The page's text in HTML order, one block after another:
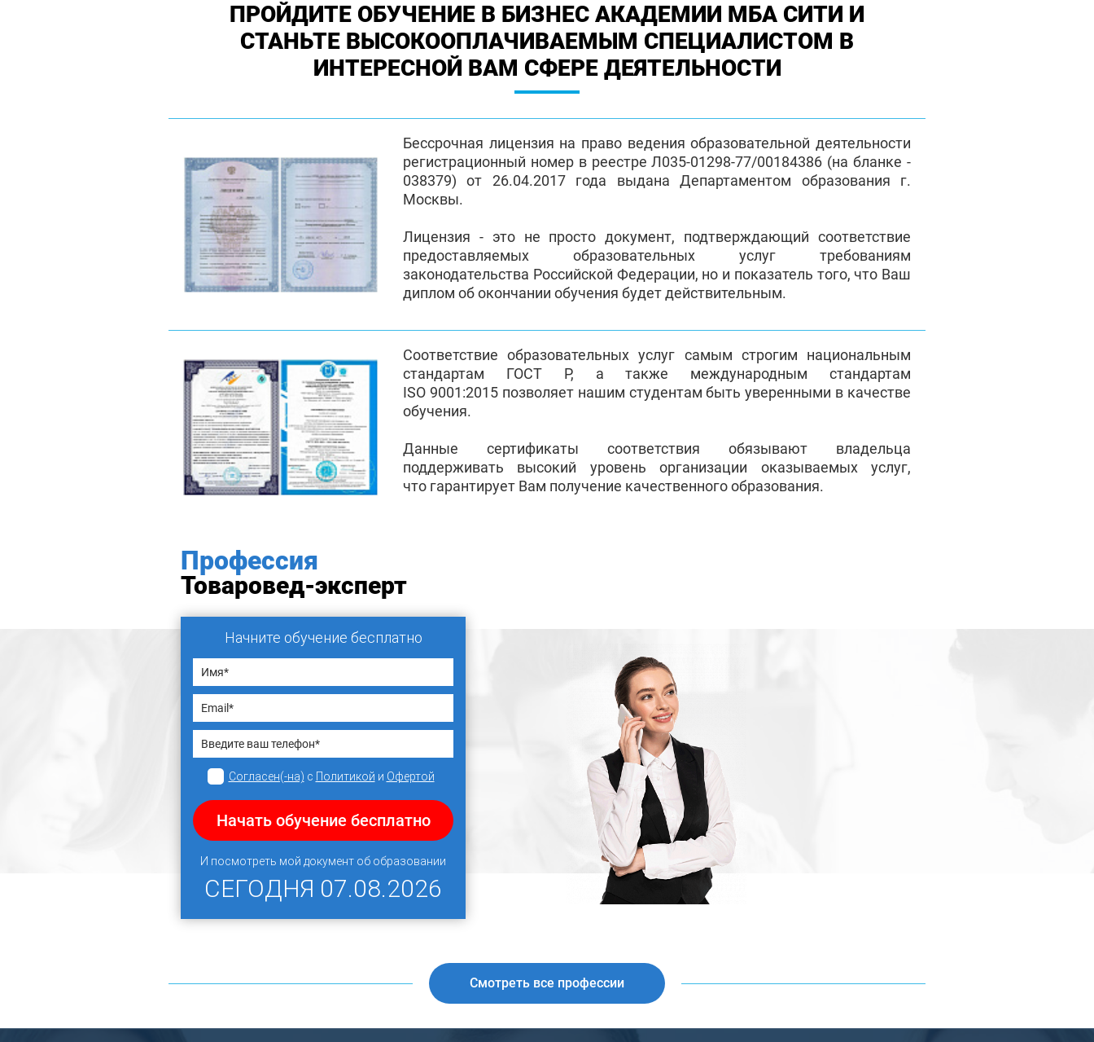
ПРОЙДИТЕ ОБУЧЕНИЕ В БИЗНЕС АКАДЕМИИ МБА СИТИ И
СТАНЬТЕ ВЫСОКООПЛАЧИВАЕМЫМ СПЕЦИАЛИСТОМ В
ИНТЕРЕСНОЙ ВАМ СФЕРЕ ДЕЯТЕЛЬНОСТИ
Бессрочная лицензия на право ведения образовательной деятельности
регистрационный номер в реестре Л035-01298-77/00184386 (на бланке -
038379) от 26.04.2017 года выдана Департаментом образования г.
Москвы.
Лицензия - это не просто документ, подтверждающий соответствие
предоставляемых образовательных услуг требованиям
законодательства Российской Федерации, но и показатель того, что Ваш
диплом об окончании обучения будет действительным.
Соответствие образовательных услуг самым строгим национальным
стандартам ГОСТ Р, а также международным стандартам
ISO 9001:2015 позволяет нашим студентам быть уверенными в качестве
обучения.
Данные сертификаты соответствия обязывают владельца
поддерживать высокий уровень организации оказываемых услуг,
что гарантирует Вам получение качественного образования.
Профессия
Товаровед-эксперт
Начните обучение бесплатно
Согласен(-на) с Политикой и Офертой
Начать обучение бесплатно
И посмотреть мой документ об образовании
СЕГОДНЯ 07.08.2026
Смотреть все профессии